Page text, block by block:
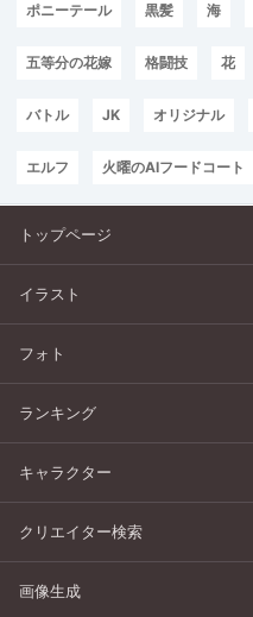
ポニーテール 黒髪 海
五等分の花嫁 格闘技 花
バトル JK オリジナル
エルフ 火曜のAIフードコート
トップページ
イラスト
フォト
ランキング
キャラクター
クリエイター検索
画像生成